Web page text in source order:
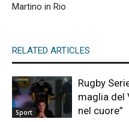
Martino in Rio
RELATED ARTICLES
Sport
Rugby
maglia del
nel cuore”